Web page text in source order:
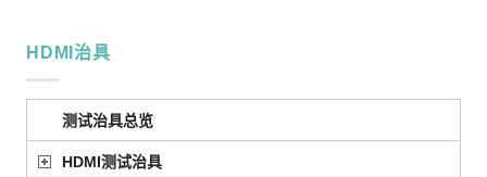
HDMI治具
测试治具总览
HDMI测试治具